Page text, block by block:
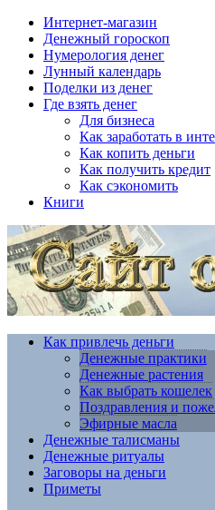
Интернет-магазин
Денежный гороскоп
Нумерология денег
Лунный календарь
Поделки из денег
Где взять денег
Для бизнеса
Как заработать в
Как копить деньги
Как получить кредит
Как сэкономить
Книги
Как привлечь деньги
Денежные практики
Денежные растения
Как выбрать кошелек
Поздравления и
Эфирные масла
Денежные талисманы
Денежные ритуалы
Заговоры на деньги
Приметы